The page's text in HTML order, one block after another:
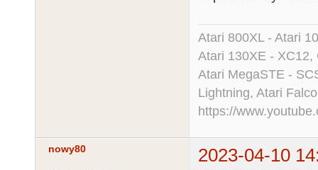
Atari 800XL - Atari
Atari 130XE - XC12,
Atari MegaSTE -
Lightning, Atari
https://
nowy80 2023-04-10